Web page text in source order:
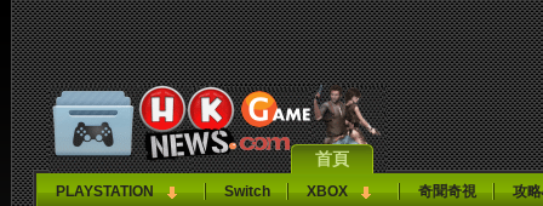
首頁
PLAYSTATION Switch XBOX 奇聞奇視 攻